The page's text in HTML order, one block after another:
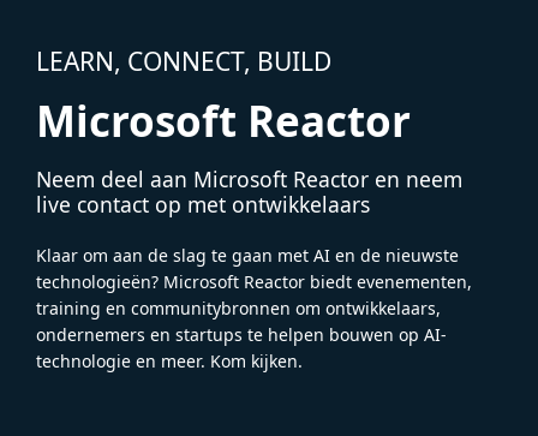
LEARN, CONNECT, BUILD
Microsoft Reactor
Neem deel aan Microsoft Reactor en neem
live contact op met ontwikkelaars
Klaar om aan de slag te gaan met AI en de nieuwste
technologieën? Microsoft Reactor biedt evenementen,
training en communitybronnen om ontwikkelaars,
ondernemers en startups te helpen bouwen op AI-
technologie en meer. Kom kijken.